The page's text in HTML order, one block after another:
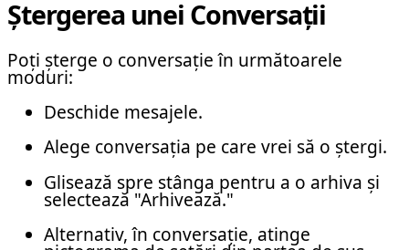
Ștergerea unei Conversații
Poți șterge o conversație în următoarele
moduri:
Deschide mesajele.
Alege conversația pe care vrei să o ștergi.
Glisează spre stânga pentru a o arhiva și
selectează "Arhivează."
Alternativ, în conversație, atinge